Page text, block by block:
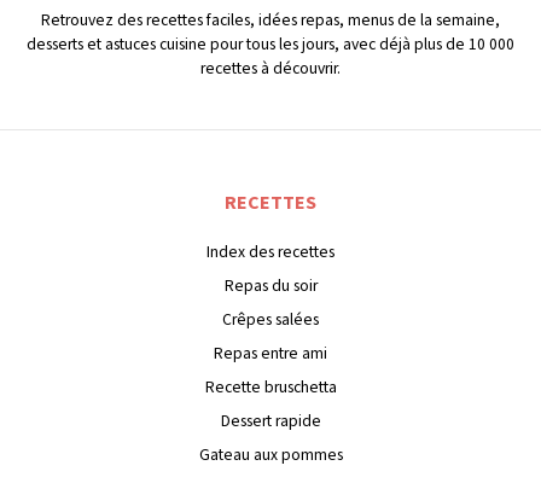
Retrouvez des recettes faciles, idées repas, menus de la semaine,
desserts et astuces cuisine pour tous les jours, avec déjà plus de 10 000
recettes à découvrir.
RECETTES
Index des recettes
Repas du soir
Crêpes salées
Repas entre ami
Recette bruschetta
Dessert rapide
Gateau aux pommes